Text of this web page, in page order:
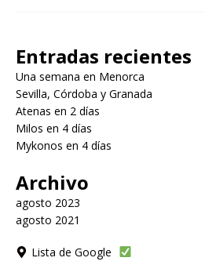
Entradas recientes
Una semana en Menorca
Sevilla, Córdoba y Granada
Atenas en 2 días
Milos en 4 días
Mykonos en 4 días
Archivo
agosto 2023
agosto 2021
Lista de Google